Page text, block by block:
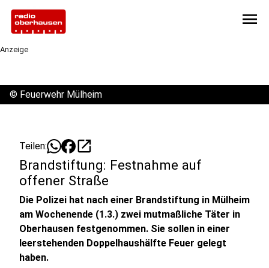
menu
Anzeige
© Feuerwehr Mülheim
Teilen: open_in_new
Brandstiftung: Festnahme auf
offener Straße
Die Polizei hat nach einer Brandstiftung in Mülheim
am Wochenende (1.3.) zwei mutmaßliche Täter in
Oberhausen festgenommen. Sie sollen in einer
leerstehenden Doppelhaushälfte Feuer gelegt
haben.